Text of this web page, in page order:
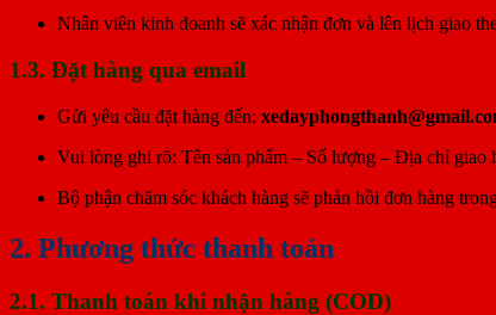
Nhân viên kinh doanh sẽ xác nhận đơn và lên lịch giao
1.3. Đặt hàng qua email
Gửi yêu cầu đặt hàng đến:
Vui lòng ghi rõ: Tên sản phẩm – Số lượng – Địa chỉ giao
Bộ phận chăm sóc khách hàng sẽ phản hồi đơn hàng
2. Phương thức thanh toán
2.1. Thanh toán khi nhận hàng (COD)